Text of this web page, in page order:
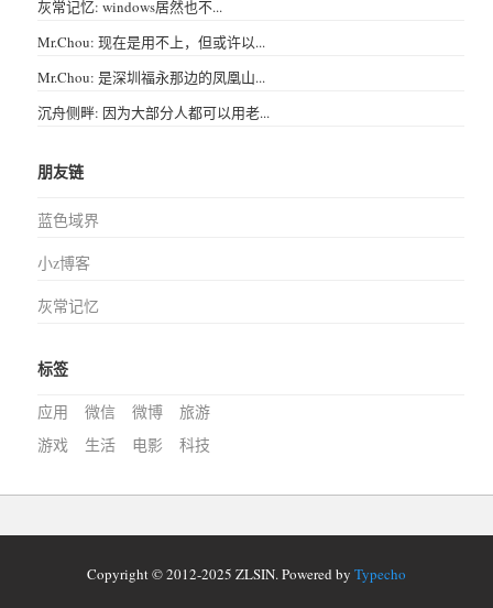
灰常记忆: windows居然也不...
Mr.Chou: 现在是用不上，但或许以...
Mr.Chou: 是深圳福永那边的凤凰山...
沉舟侧畔: 因为大部分人都可以用老...
朋友链
蓝色域界
小z博客
灰常记忆
标签
应用 微信 微博
旅游
游戏
生活 电影 科技
Copyright © 2012-2025 ZLSIN. Powered by Typecho